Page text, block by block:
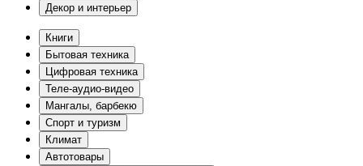
Декор и интерьер
Книги
Бытовая техника
Цифровая техника
Теле-аудио-видео
Мангалы, барбекю
Спорт и туризм
Климат
Автотовары